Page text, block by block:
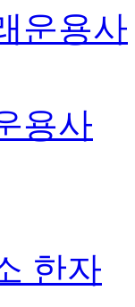
운용사
용사
한자